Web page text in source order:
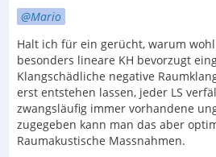
Mario
Halt ich für ein gerücht, warum
besonders lineare KH bevorzugt
Klangschädliche negative
erst entstehen lassen, jeder LS
zwangsläufig immer vorhandene
zugegeben kann man das aber
Raumakustische Massnahmen.